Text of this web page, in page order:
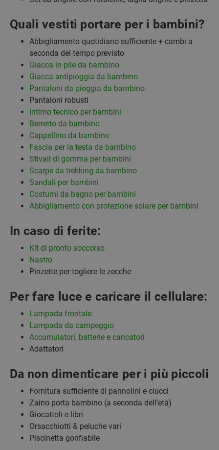
Quali vestiti portare per i bambini?
Abbigliamento quotidiano sufficiente + cambi a
seconda del tempo previsto
Giacca in pile da bambino
Giacca antipioggia da bambino
Pantaloni da pioggia da bambino
Pantaloni robusti
Intimo tecnico per bambini
Berretto da bambino
Cappellino da bambino
Fascia per la testa da bambino
Stivali di gomma per bambini
Scarpe da trekking da bambino
Sandali per bambini
Costumi da bagno per bambini
Abbigliamento con protezione solare per bambini
In caso di ferite:
Kit di pronto soccorso
Nastro
Pinzette per togliere le zecche
Per fare luce e caricare il cellulare:
Lampada frontale
Lampada da campeggio
Accumulatori, batterie e caricatori
Adattatori
Da non dimenticare per i più piccoli
Fornitura sufficiente di pannolini e ciucci
Zaino porta bambino (a seconda dell’età)
Giocattoli e libri
Orsacchiotti & peluche vari
Piscinetta gonfiabile